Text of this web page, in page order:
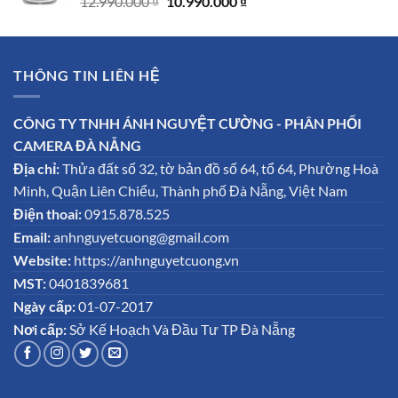
là:
tại
THÔNG TIN LIÊN HỆ
CÔNG TY TNHH ÁNH NGUYỆT CƯỜNG - PHÂN PHỐI
CAMERA ĐÀ NẴNG
Địa chỉ:Thửa đất số 32, tờ bản đồ số 64, tổ 64, Phường Hoà
Minh, Quận Liên Chiểu, Thành phố Đà Nẵng, Việt Nam
Điện thoai:0915.878.525
Email:anhnguyetcuong@gmail.com
Website: https://anhnguyetcuong.vn
MST:0401839681
Ngày cấp:01-07-2017
Nơi cấp:Sở Kế Hoạch Và Đầu Tư TP Đà Nẵng